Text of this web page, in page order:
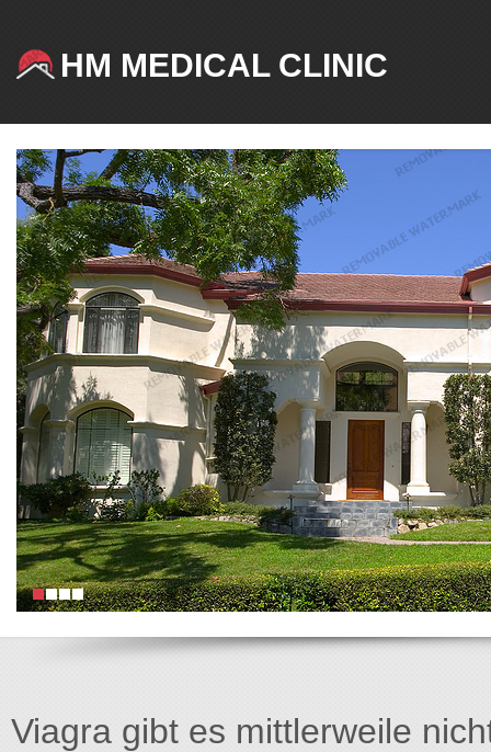
HM MEDICAL CLINIC
Viagra gibt es mittlerweile